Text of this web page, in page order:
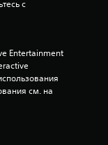
с
Entertainment
см. на